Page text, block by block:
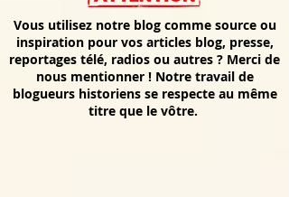
Vous utilisez notre blog comme source ou
inspiration pour vos articles blog, presse,
reportages télé, radios ou autres ? Merci de
nous mentionner ! Notre travail de
blogueurs historiens se respecte au même
titre que le vôtre.